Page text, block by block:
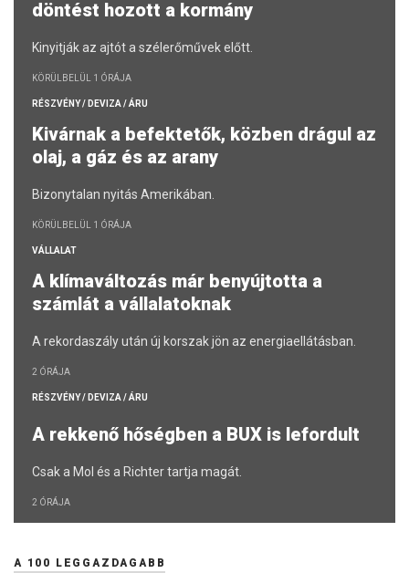
döntést hozott a kormány
Kinyitják az ajtót a szélerőművek előtt.
KÖRÜLBELÜL 1 ÓRÁJA
RÉSZVÉNY / DEVIZA / ÁRU
Kivárnak a befektetők, közben drágul az
olaj, a gáz és az arany
Bizonytalan nyitás Amerikában.
KÖRÜLBELÜL 1 ÓRÁJA
VÁLLALAT
A klímaváltozás már benyújtotta a
számlát a vállalatoknak
A rekordaszály után új korszak jön az energiaellátásban.
2 ÓRÁJA
RÉSZVÉNY / DEVIZA / ÁRU
A rekkenő hőségben a BUX is lefordult
Csak a Mol és a Richter tartja magát.
2 ÓRÁJA
A 100 LEGGAZDAGABB